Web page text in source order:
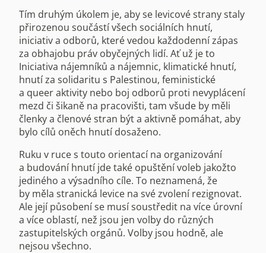
Tím druhým úkolem je, aby se levicové strany staly
přirozenou součástí všech sociálních hnutí,
iniciativ a odborů, které vedou každodenní zápas
za obhajobu práv obyčejných lidí. Ať už je to
Iniciativa nájemníků a nájemnic, klimatické hnutí,
hnutí za solidaritu s Palestinou, feministické
a queer aktivity nebo boj odborů proti nevyplácení
mezd či šikaně na pracovišti, tam všude by měli
členky a členové stran být a aktivně pomáhat, aby
bylo cílů oněch hnutí dosaženo.
Ruku v ruce s touto orientací na organizování
a budování hnutí jde také opuštění voleb jakožto
jediného a výsadního cíle. To neznamená, že
by měla stranická levice na své zvolení rezignovat.
Ale její působení se musí soustředit na více úrovní
a více oblastí, než jsou jen volby do různých
zastupitelských orgánů. Volby jsou hodně, ale
nejsou všechno.